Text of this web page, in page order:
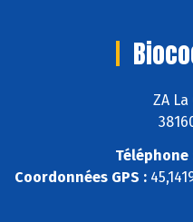
ZA
Téléphone
Coordonnées GPS :